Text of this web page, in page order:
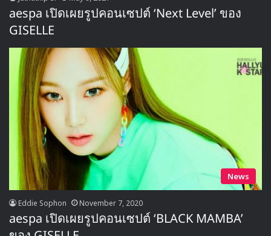
aespa เปิดเผยรูปคอนเซปต์ ‘Next Level’ ของ
GISELLE
News
Eddie Sophon November 7, 2020
aespa เปิดเผยรูปคอนเซปต์ ‘BLACK MAMBA’